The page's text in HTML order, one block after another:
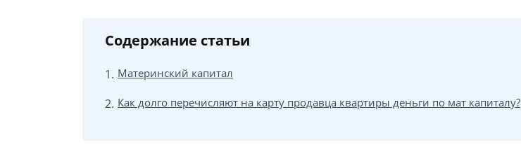
Содержание статьи
Материнский капитал
Как долго перечисляют на карту продавца квартиры деньги по мат капиталу?